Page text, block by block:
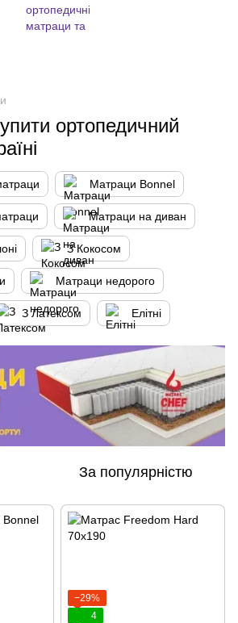
ортопедичний
Матраци Bonnel
Матраци на диван
З Кокосом
Матраци недорого
З Латексом Елітні
За популярністю
−29%
4